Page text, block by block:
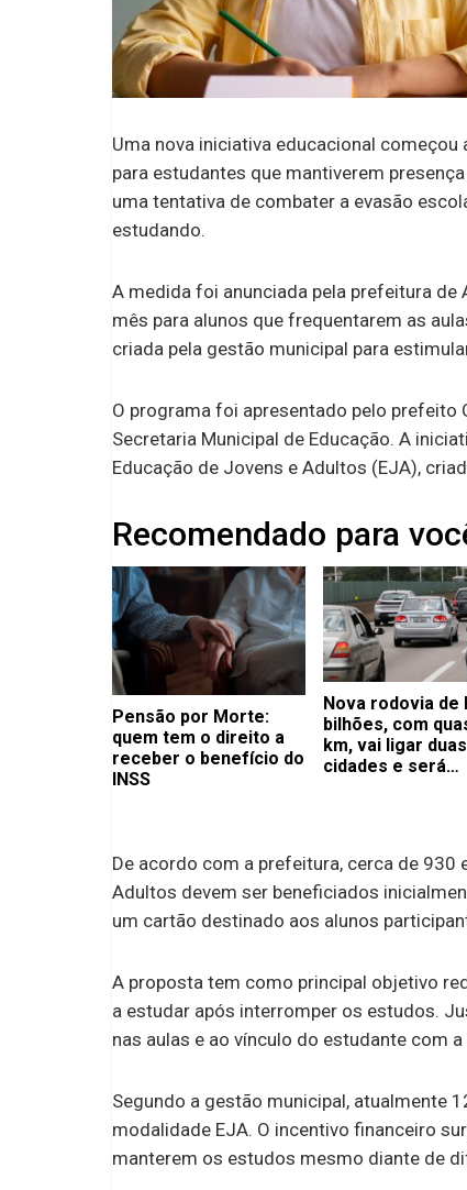
Uma nova iniciativa educacional
para estudantes que mantiverem
uma tentativa de combater a evasão
estudando.
A medida foi anunciada pela prefeitura de
mês para alunos que frequentarem as
criada pela gestão municipal para
O programa foi apresentado pelo prefeito
Secretaria Municipal de Educação. A
Educação de Jovens e Adultos (EJA),
Recomendado para
Pensão por Morte:
quem tem o direito a
receber o benefício do
INSS
Nova rodovia de
bilhões, com
km, vai ligar duas
cidades e será
De acordo com a prefeitura, cerca de
Adultos devem ser beneficiados
um cartão destinado aos alunos
A proposta tem como principal objetivo
a estudar após interromper os estudos.
nas aulas e ao vínculo do estudante com
Segundo a gestão municipal, atualmente
modalidade EJA. O incentivo financeiro
manterem os estudos mesmo diante de